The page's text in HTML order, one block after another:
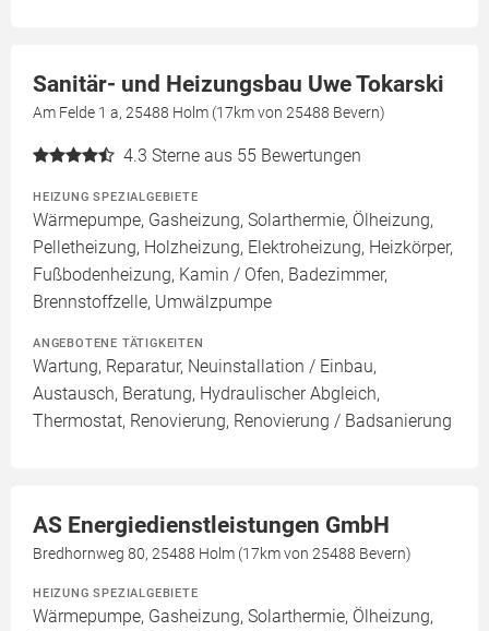
Sanitär- und Heizungsbau Uwe Tokarski
Am Felde 1 a, 25488 Holm (17km von 25488 Bevern)
4.3 Sterne aus 55 Bewertungen
HEIZUNG SPEZIALGEBIETE
Wärmepumpe, Gasheizung, Solarthermie, Ölheizung,
Pelletheizung, Holzheizung, Elektroheizung, Heizkörper,
Fußbodenheizung, Kamin / Ofen, Badezimmer,
Brennstoffzelle, Umwälzpumpe
ANGEBOTENE TÄTIGKEITEN
Wartung, Reparatur, Neuinstallation / Einbau,
Austausch, Beratung, Hydraulischer Abgleich,
Thermostat, Renovierung, Renovierung / Badsanierung
AS Energiedienstleistungen GmbH
Bredhornweg 80, 25488 Holm (17km von 25488 Bevern)
HEIZUNG SPEZIALGEBIETE
Wärmepumpe, Gasheizung, Solarthermie, Ölheizung,